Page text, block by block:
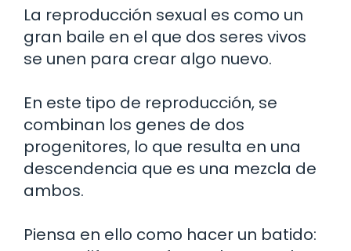
La reproducción sexual es como un
gran baile en el que dos seres vivos
se unen para crear algo nuevo.
En este tipo de reproducción, se
combinan los genes de dos
progenitores, lo que resulta en una
descendencia que es una mezcla de
ambos.
Piensa en ello como hacer un batido: